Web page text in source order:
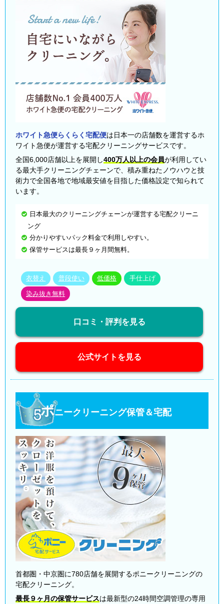
ホワイト急便らくらく宅配便は日本一の店舗数を運営するホ
ワイト急便が運営する宅配クリーニングサービスです。
全国6,000店舗以上を展開し400万人以上の会員が利用してい
る最大手クリーニングチェーンで、積み重ねたノウハウと技
術力で全国各地で地域最安値を目指した価格設定で知られて
います。
日本最大のクリーニングチェーンが運営する宅配クリーニ
ング
分かりやすいパック料金で利用しやすい。
保管サービスは最長９ヶ月間無料。
衣替え 普段使い 低価格 手仕上げ
染み抜き無料
口コミ・評判を見る
公式サイトを見る
ポニークリーニング保管＆宅配
首都圏・中京圏に780店舗を展開するポニークリーニングの
宅配クリーニング。
最長９ヶ月の保管サービスは最新型の24時間空調管理の専用